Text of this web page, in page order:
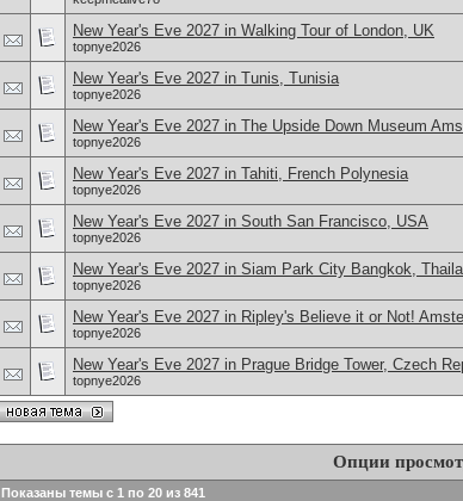
New Year's Eve 2027 in Walking Tour of London, UK
topnye2026
New Year's Eve 2027 in Tunis, Tunisia
topnye2026
New Year's Eve 2027 in The Upside Down Museum
topnye2026
New Year's Eve 2027 in Tahiti, French Polynesia
topnye2026
New Year's Eve 2027 in South San Francisco, USA
topnye2026
New Year's Eve 2027 in Siam Park City Bangkok,
topnye2026
New Year's Eve 2027 in Ripley's Believe it or Not!
topnye2026
New Year's Eve 2027 in Prague Bridge Tower, Czech
topnye2026
Опции
Показаны темы с 1 по 20 из 841